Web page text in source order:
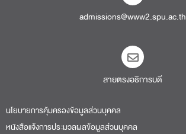
admissions@www2.spu.ac.th
สายตรงอธิการบดี​
นโยบายการคุ้มครองข้อมูลส่วนบุคคล
หนังสือแจ้งการประมวลผลข้อมูลส่วนบุคคล